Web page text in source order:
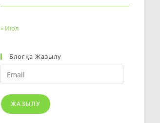
« Июл
Блогқа Жазылу
Email
ЖАЗЫЛУ